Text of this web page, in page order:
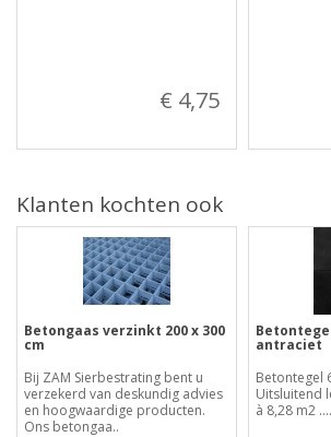
€ 4,75
Klanten kochten ook
Betongaas verzinkt 200 x 300
cm
Bij ZAM Sierbestrating bent u
verzekerd van deskundig advies
en hoogwaardige producten.
Ons betongaa..
antraciet
Betontegel
Uitsluitend
à 8,28 m2 ....